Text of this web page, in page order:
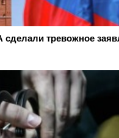
тревожное